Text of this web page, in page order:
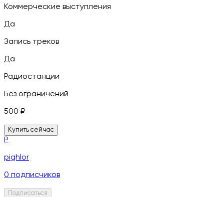
Коммерческие выступления
Да
Запись треков
Да
Радиостанции
Без ограничений
500 ₽
Купить сейчас
P
pighlor
0 подписчиков
Подписаться